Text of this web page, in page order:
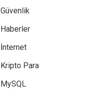
Güvenlik
Haberler
İnternet
Kripto Para
MySQL